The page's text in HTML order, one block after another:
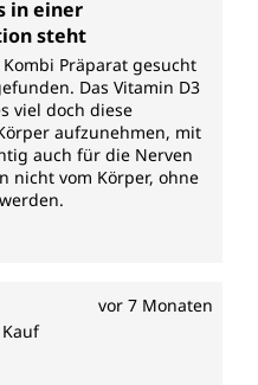
in einer
steht
Präparat gesucht
Das Vitamin D3
viel doch diese
aufzunehmen, mit
auch für die Nerven
nicht vom Körper, ohne
vor 7 Monaten
von 5 von 5 Sternen